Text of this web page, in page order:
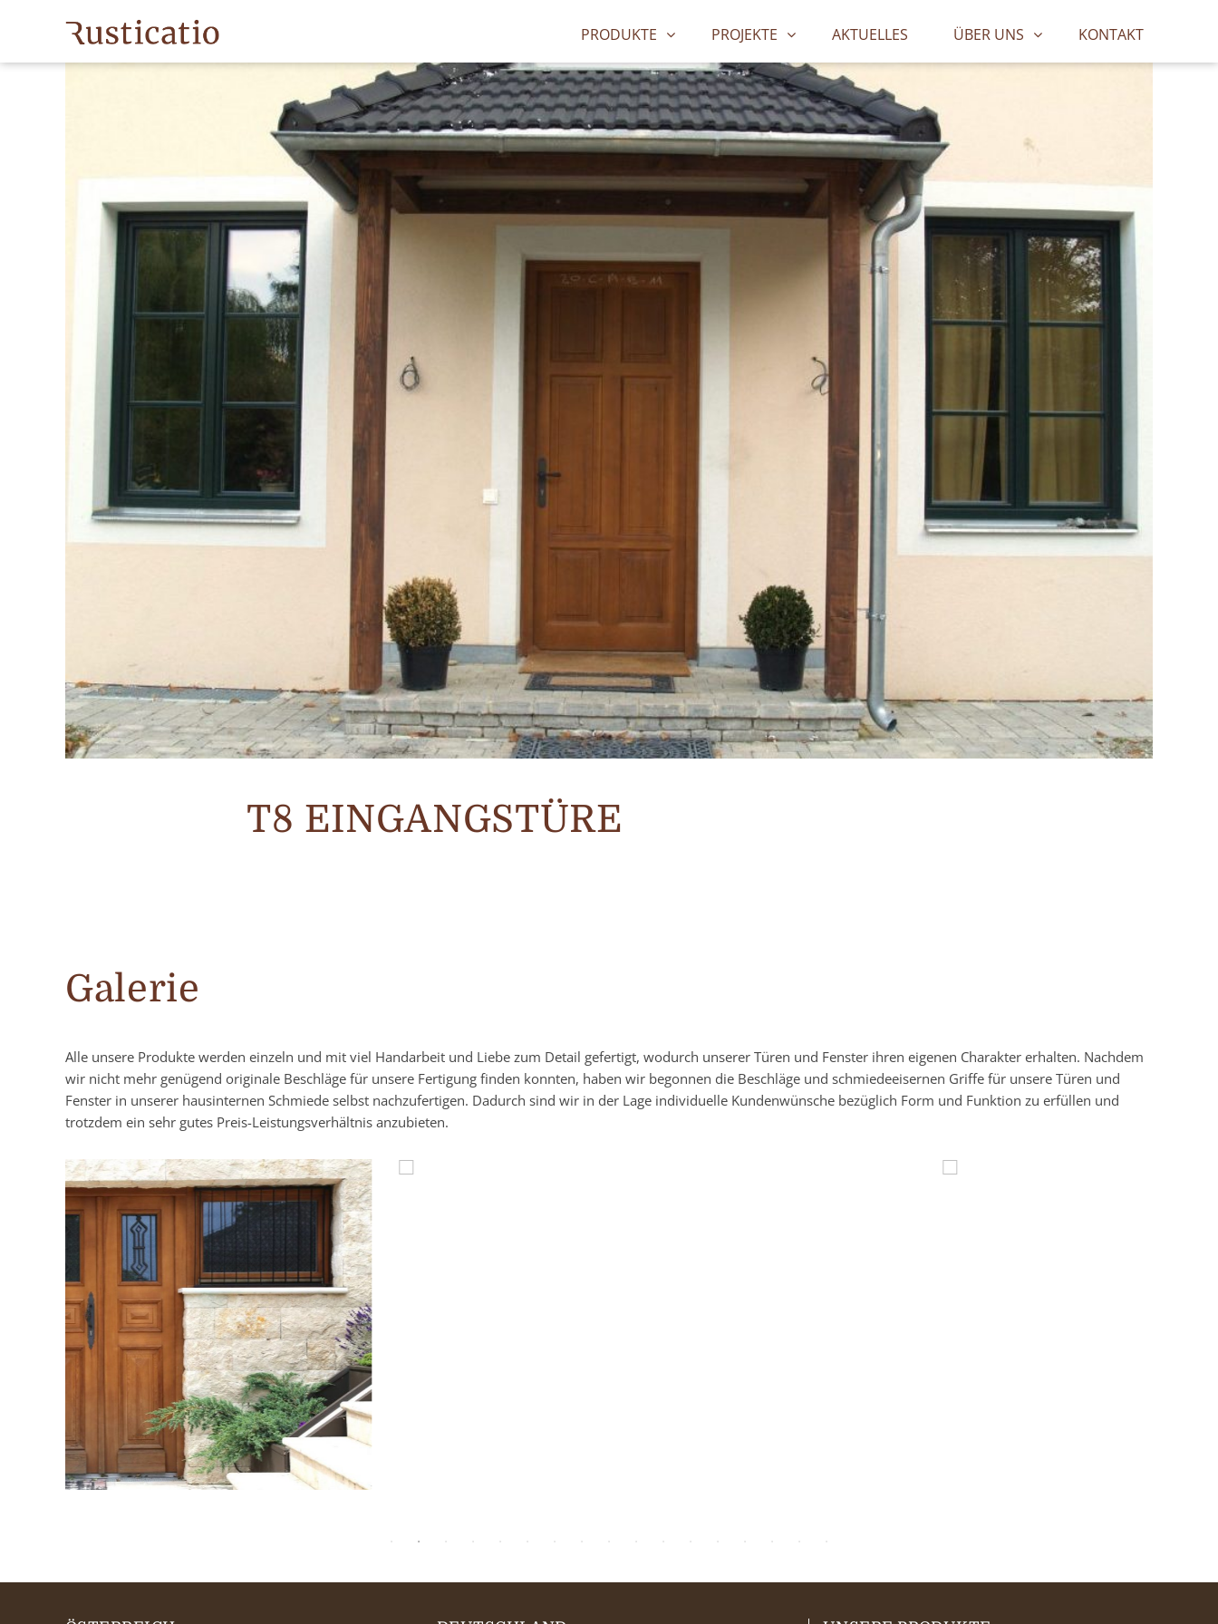
PRODUKTE PROJEKTE AKTUELLES ÜBER UNS KONTAKT
T8 EINGANGSTÜRE
Galerie
Alle unsere Produkte werden einzeln und mit viel Handarbeit und Liebe zum Detail gefertigt, wodurch unserer Türen und Fenster ihren eigenen Charakter erhalten. Nachdem
wir nicht mehr genügend originale Beschläge für unsere Fertigung finden konnten, haben wir begonnen die Beschläge und schmiedeeisernen Griffe für unsere Türen und
Fenster in unserer hausinternen Schmiede selbst nachzufertigen. Dadurch sind wir in der Lage individuelle Kundenwünsche bezüglich Form und Funktion zu erfüllen und
trotzdem ein sehr gutes Preis-Leistungsverhältnis anzubieten.